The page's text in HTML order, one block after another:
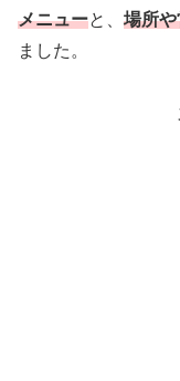
メニューと、 場所
ました。